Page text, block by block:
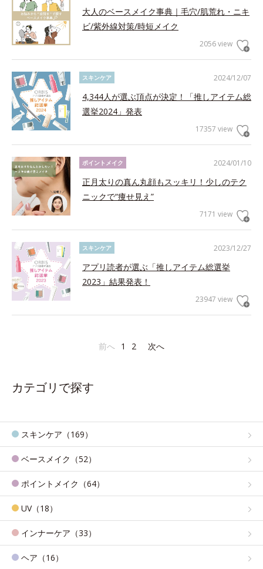
大人のベースメイク事典｜毛穴/肌荒れ・ニキ
ビ/紫外線対策/時短メイク
2056 view
2024/12/07
スキンケア
4,344人が選ぶ頂点が決定！「推しアイテム総
選挙2024」発表
17357 view
2024/01/10
ポイントメイク
正月太りの真ん丸顔もスッキリ！少しのテク
ニックで“痩せ見え”
7171 view
2023/12/27
スキンケア
アプリ読者が選ぶ「推しアイテム総選挙
2023」結果発表！
23947 view
前へ 1 2 次へ
カテゴリで探す
スキンケア（169）
ベースメイク（52）
ポイントメイク（64）
UV（18）
インナーケア（33）
ヘア（16）